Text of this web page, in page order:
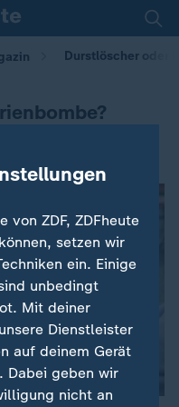
Durstlöscher oder
von ZDF, ZDFheute
setzen wir
ein. Einige
unbedingt
Mit deiner
Dienstleister
auf deinem Gerät
Dabei geben wir
nicht an